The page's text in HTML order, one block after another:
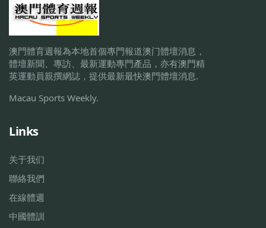
澳門體育週報為本地首個專門報道澳门體壇消息，
體壇新聞、專訪、最新運動專門產品，亦有澳門精
英運動員親撰網誌，提供最新最快澳門體壇消息.
Macau Sports Weekly.
Links
关于我们
聯絡我們
在線體週
中國體訓